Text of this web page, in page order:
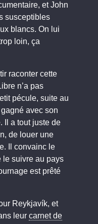
et John
susceptibles
blancs. On lui
loin, ça
raconter cette
n’a pas
pécule, suite au
avec son
Il a tout juste de
de louer une
Il convainc le
le suivre au pays
est prêté
Reykjavík, et
leur carnet de